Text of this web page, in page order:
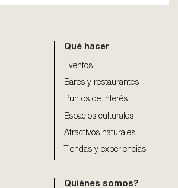
Qué hacer
Eventos
Bares y restaurantes
Puntos de interés
Espacios culturales
Atractivos naturales
Tiendas y experiencias
Quiénes somos?